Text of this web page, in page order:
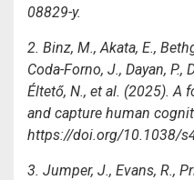
08829-y.
2. Binz, M., Akata, E.,
Coda-Forno, J., Dayan, P.,
Éltető, N., et al. (2025). A
and capture human
https://doi.org/10.1038/
3. Jumper, J., Evans, R.,